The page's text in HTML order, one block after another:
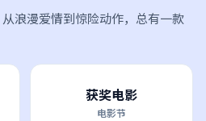
浪漫爱情到惊险动作，总有一款
获奖电影
电影节